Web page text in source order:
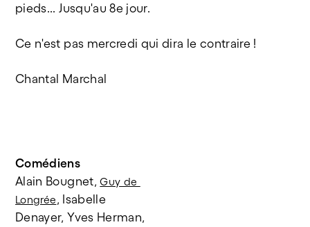
pieds... Jusqu'au 8e jour.
Ce n'est pas mercredi qui dira le contraire !
Chantal Marchal
Comédiens
Alain Bougnet, Guy de
Longrée
, Isabelle
Denayer, Yves Herman,